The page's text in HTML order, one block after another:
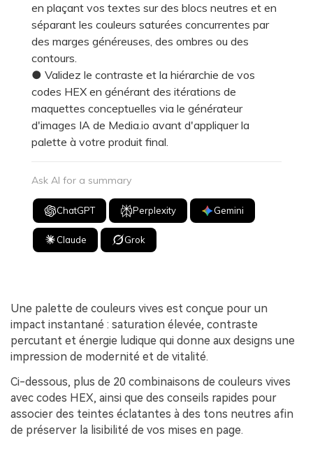
en plaçant vos textes sur des blocs neutres et en
séparant les couleurs saturées concurrentes par
des marges généreuses, des ombres ou des
contours.
● Validez le contraste et la hiérarchie de vos
codes HEX en générant des itérations de
maquettes conceptuelles via le générateur
d'images IA de Media.io avant d'appliquer la
palette à votre produit final.
Ask AI for a summary
ChatGPT Perplexity Gemini
Claude Grok
Une palette de couleurs vives est conçue pour un
impact instantané : saturation élevée, contraste
percutant et énergie ludique qui donne aux designs une
impression de modernité et de vitalité.
Ci-dessous, plus de 20 combinaisons de couleurs vives
avec codes HEX, ainsi que des conseils rapides pour
associer des teintes éclatantes à des tons neutres afin
de préserver la lisibilité de vos mises en page.